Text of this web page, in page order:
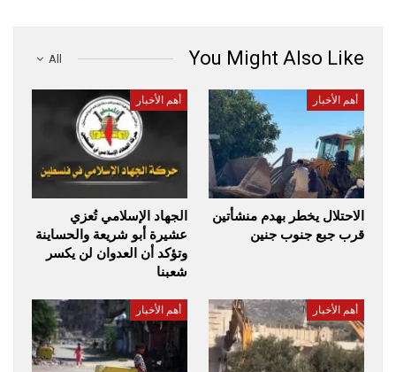
All You Might Also Like
أهم الأخبار
الاحتلال يخطر بهدم منشأتين
قرب جبع جنوب جنين
أهم الأخبار
الجهاد الإسلامي تُعزي
عشيرة أبو شريعة والحساينة
وتؤكد أن العدوان لن يكسر
شعبنا
أهم الأخبار أهم الأخبار